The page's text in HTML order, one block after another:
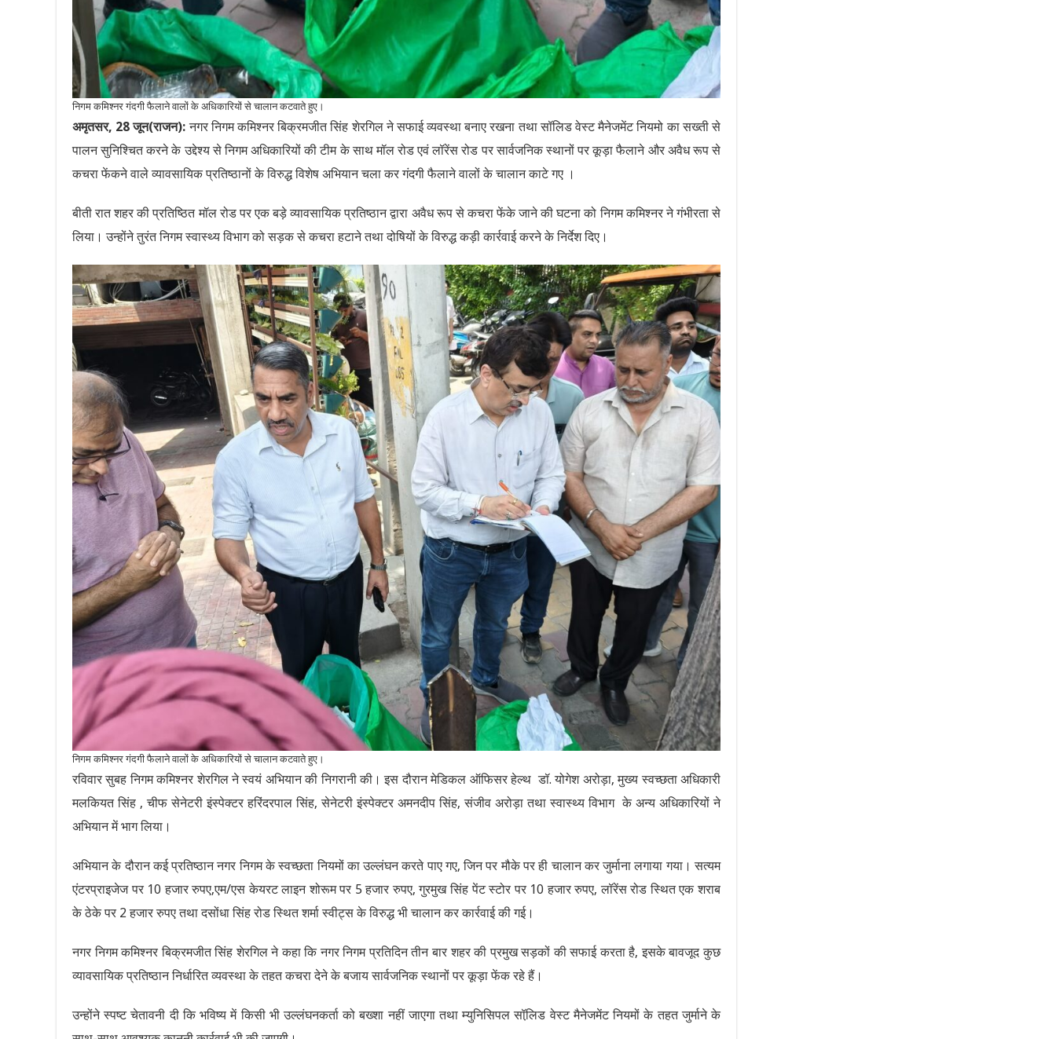
निगम कमिश्नर गंदगी फैलाने वालों के अधिकारियों से चालान कटवाते हुए।
अमृतसर, 28 जून(राजन): नगर निगम कमिश्नर बिक्रमजीत सिंह शेरगिल ने सफाई व्यवस्था बनाए रखना तथा सॉलिड वेस्ट मैनेजमेंट नियमो का सख्ती से
पालन सुनिश्चित करने के उद्देश्य से निगम अधिकारियों की टीम के साथ मॉल रोड एवं लॉरेंस रोड पर सार्वजनिक स्थानों पर कूड़ा फैलाने और अवैध रूप से
कचरा फेंकने वाले व्यावसायिक प्रतिष्ठानों के विरुद्ध विशेष अभियान चला कर गंदगी फैलाने वालों के चालान काटे गए ।
बीती रात शहर की प्रतिष्ठित मॉल रोड पर एक बड़े व्यावसायिक प्रतिष्ठान द्वारा अवैध रूप से कचरा फेंके जाने की घटना को निगम कमिश्नर ने गंभीरता से
लिया। उन्होंने तुरंत निगम स्वास्थ्य विभाग को सड़क से कचरा हटाने तथा दोषियों के विरुद्ध कड़ी कार्रवाई करने के निर्देश दिए।
निगम कमिश्नर गंदगी फैलाने वालों के अधिकारियों से चालान कटवाते हुए।
रविवार सुबह निगम कमिश्नर शेरगिल ने स्वयं अभियान की निगरानी की। इस दौरान मेडिकल ऑफिसर हेल्थ डॉ. योगेश अरोड़ा, मुख्य स्वच्छता अधिकारी
मलकियत सिंह , चीफ सेनेटरी इंस्पेक्टर हरिंदरपाल सिंह, सेनेटरी इंस्पेक्टर अमनदीप सिंह, संजीव अरोड़ा तथा स्वास्थ्य विभाग के अन्य अधिकारियों ने
अभियान में भाग लिया।
अभियान के दौरान कई प्रतिष्ठान नगर निगम के स्वच्छता नियमों का उल्लंघन करते पाए गए, जिन पर मौके पर ही चालान कर जुर्माना लगाया गया। सत्यम
एंटरप्राइजेज पर 10 हजार रुपए,एम/एस केयरट लाइन शोरूम पर 5 हजार रुपए, गुरमुख सिंह पेंट स्टोर पर 10 हजार रुपए, लॉरेंस रोड स्थित एक शराब
के ठेके पर 2 हजार रुपए तथा दसोंधा सिंह रोड स्थित शर्मा स्वीट्स के विरुद्ध भी चालान कर कार्रवाई की गई।
नगर निगम कमिश्नर बिक्रमजीत सिंह शेरगिल ने कहा कि नगर निगम प्रतिदिन तीन बार शहर की प्रमुख सड़कों की सफाई करता है, इसके बावजूद कुछ
व्यावसायिक प्रतिष्ठान निर्धारित व्यवस्था के तहत कचरा देने के बजाय सार्वजनिक स्थानों पर कूड़ा फेंक रहे हैं।
उन्होंने स्पष्ट चेतावनी दी कि भविष्य में किसी भी उल्लंघनकर्ता को बख्शा नहीं जाएगा तथा म्युनिसिपल सॉलि़ड वेस्ट मैनेजमेंट नियमों के तहत जुर्माने के